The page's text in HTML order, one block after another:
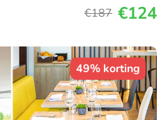
€187 €124
49% korting